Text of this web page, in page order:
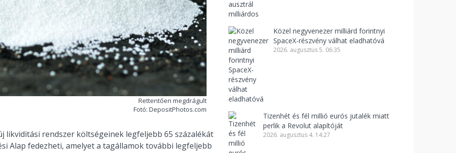
Rettentően megdrágult
Fotó: DepositPhotos.com
likviditási rendszer költségeinek legfeljebb 65 százalékát
Alap fedezheti, amelyet a tagállamok további legfeljebb
Közel negyvenezer milliárd forintnyi
SpaceX-részvény válhat eladhatóvá
2026. augusztus 5. 06:35
Tizenhét és fél millió eurós jutalék miatt
perlik a Revolut alapítóját
2026. augusztus 4. 14:27